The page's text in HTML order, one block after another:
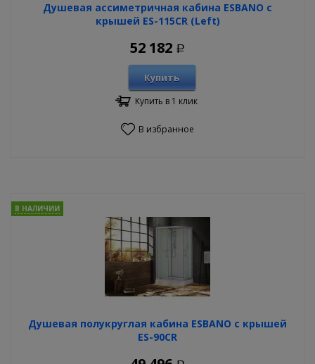
Душевая ассиметричная кабина ESBANO с
крышей ES-115CR (Left)
52 182 Р
Купить
Купить в 1 клик
В избранное
Душевая полукруглая кабина ESBANO с крышей
ES-90CR
В НАЛИЧИИ